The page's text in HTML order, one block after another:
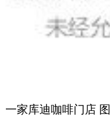
一家库迪咖啡门店